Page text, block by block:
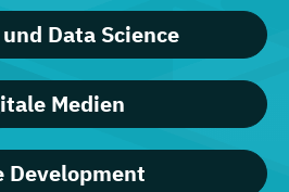
Data Science
Medien
Development